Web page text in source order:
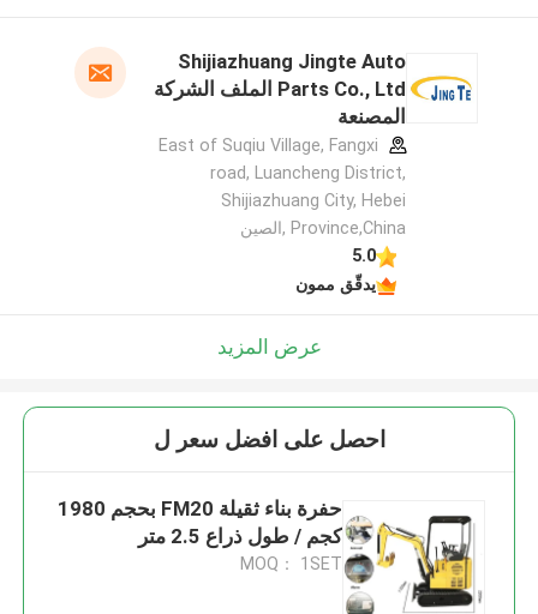
Shijiazhuang Jingte Auto
Parts Co., Ltd الملف الشركة
المصنعة
East of Suqiu Village, Fangxi
road, Luancheng District,
Shijiazhuang City, Hebei
Province,China ,الصين
5.0
يدقّق ممون
عرض المزيد
احصل على افضل سعر ل
حفرة بناء ثقيلة FM20 بحجم 1980
كجم / طول ذراع 2.5 متر
MOQ： 1SET